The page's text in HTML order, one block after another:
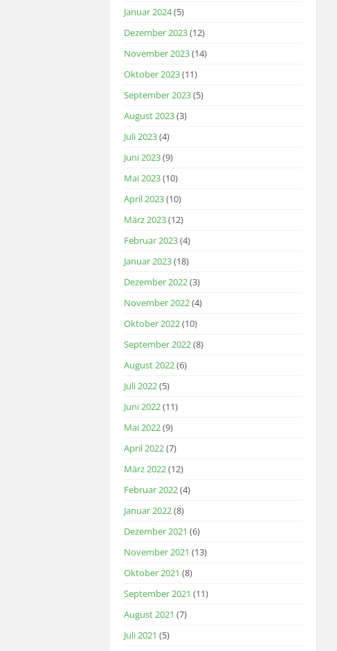
Januar 2024(5)
Dezember 2023(12)
November 2023(14)
Oktober 2023(11)
September 2023(5)
August 2023(3)
Juli 2023(4)
Juni 2023(9)
Mai 2023(10)
April 2023(10)
März 2023(12)
Februar 2023(4)
Januar 2023(18)
Dezember 2022(3)
November 2022(4)
Oktober 2022(10)
September 2022(8)
August 2022(6)
Juli 2022(5)
Juni 2022(11)
Mai 2022(9)
April 2022(7)
März 2022(12)
Februar 2022(4)
Januar 2022(8)
Dezember 2021 (6)
November 2021 (13)
Oktober 2021 (8)
September 2021 (11)
August 2021 (7)
Juli 2021 (5)